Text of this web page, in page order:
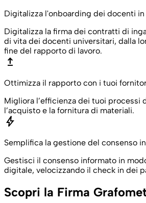
Digitalizza l'onboarding dei docenti
Digitalizza la firma dei contratti di
di vita dei docenti universitari, dalla
fine del rapporto di lavoro.
upgrade
Ottimizza il rapporto con i tuoi
Migliora l’efficienza dei tuoi processi
l’acquisto e la fornitura di materiali.
bolt
Semplifica la gestione del consenso
Gestisci il consenso informato in
digitale, velocizzando il check in dei
Scopri la Firma